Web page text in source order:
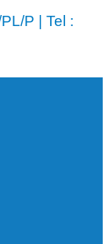
P | Tel :